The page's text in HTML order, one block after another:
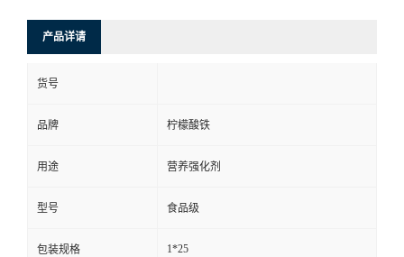
产品详请
货号
品牌 柠檬酸铁
用途 营养强化剂
型号 食品级
包装规格 1*25